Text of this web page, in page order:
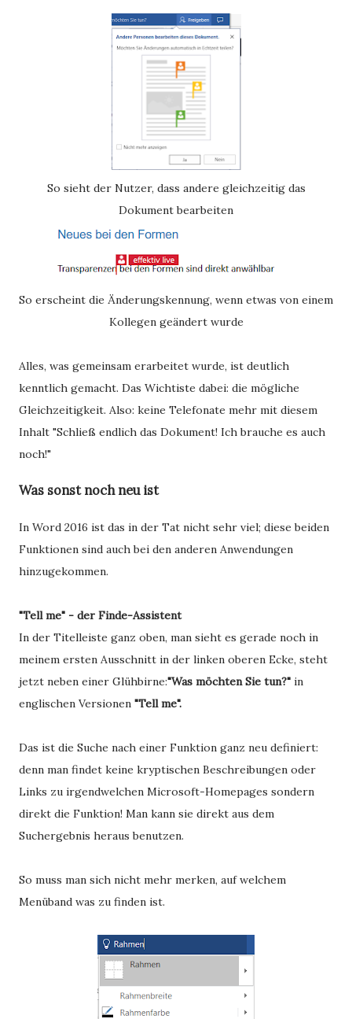
So sieht der Nutzer, dass andere gleichzeitig das
Dokument bearbeiten
So erscheint die Änderungskennung, wenn etwas von einem
Kollegen geändert wurde
Alles, was gemeinsam erarbeitet wurde, ist deutlich
kenntlich gemacht. Das Wichtiste dabei: die mögliche
Gleichzeitigkeit. Also: keine Telefonate mehr mit diesem
Inhalt "Schließ endlich das Dokument! Ich brauche es auch
noch!"
Was sonst noch neu ist
In Word 2016 ist das in der Tat nicht sehr viel; diese beiden
Funktionen sind auch bei den anderen Anwendungen
hinzugekommen.
"Tell me" - der Finde-Assistent
In der Titelleiste ganz oben, man sieht es gerade noch in
meinem ersten Ausschnitt in der linken oberen Ecke, steht
jetzt neben einer Glühbirne:"Was möchten Sie tun?" in
englischen Versionen "Tell me".
Das ist die Suche nach einer Funktion ganz neu definiert:
denn man findet keine kryptischen Beschreibungen oder
Links zu irgendwelchen Microsoft-Homepages sondern
direkt die Funktion! Man kann sie direkt aus dem
Suchergebnis heraus benutzen.
So muss man sich nicht mehr merken, auf welchem
Menüband was zu finden ist.